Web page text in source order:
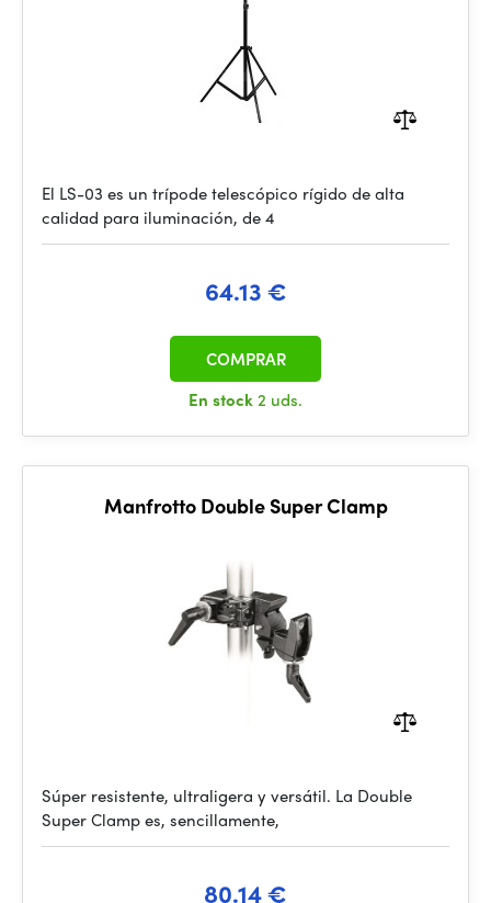
El LS-03 es un trípode telescópico rígido de alta
calidad para iluminación, de 4
64.13 €
En stock2 uds.
COMPRAR
Manfrotto Double Super Clamp
Súper resistente, ultraligera y versátil. La Double
Super Clamp es, sencillamente,
80.14 €